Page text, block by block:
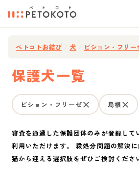
ペトコトお結び 犬 ビション・フリー
保護犬一覧
ビション・フリーゼ 島根
審査を通過した保護団体のみが登録して
利用いただけます。 殺処分問題の解決
猫から迎える選択肢をぜひご検討くださ